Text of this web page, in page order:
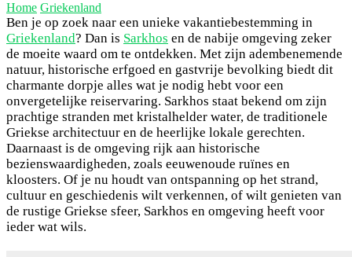
Home Griekenland
Ben je op zoek naar een unieke vakantiebestemming in
Griekenland? Dan is Sarkhos en de nabije omgeving zeker
de moeite waard om te ontdekken. Met zijn adembenemende
natuur, historische erfgoed en gastvrije bevolking biedt dit
charmante dorpje alles wat je nodig hebt voor een
onvergetelijke reiservaring. Sarkhos staat bekend om zijn
prachtige stranden met kristalhelder water, de traditionele
Griekse architectuur en de heerlijke lokale gerechten.
Daarnaast is de omgeving rijk aan historische
bezienswaardigheden, zoals eeuwenoude ruïnes en
kloosters. Of je nu houdt van ontspanning op het strand,
cultuur en geschiedenis wilt verkennen, of wilt genieten van
de rustige Griekse sfeer, Sarkhos en omgeving heeft voor
ieder wat wils.